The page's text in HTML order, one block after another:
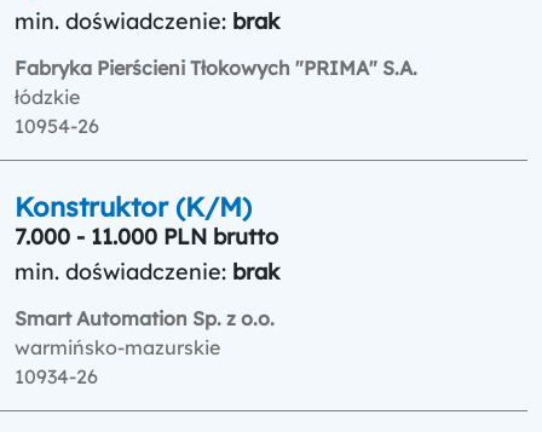
min. doświadczenie: brak
Fabryka Pierścieni Tłokowych "PRIMA" S.A.
łódzkie
10954-26
Konstruktor (K/M)
7.000 - 11.000 PLN brutto
min. doświadczenie: brak
Smart Automation Sp. z o.o.
warmińsko-mazurskie
10934-26